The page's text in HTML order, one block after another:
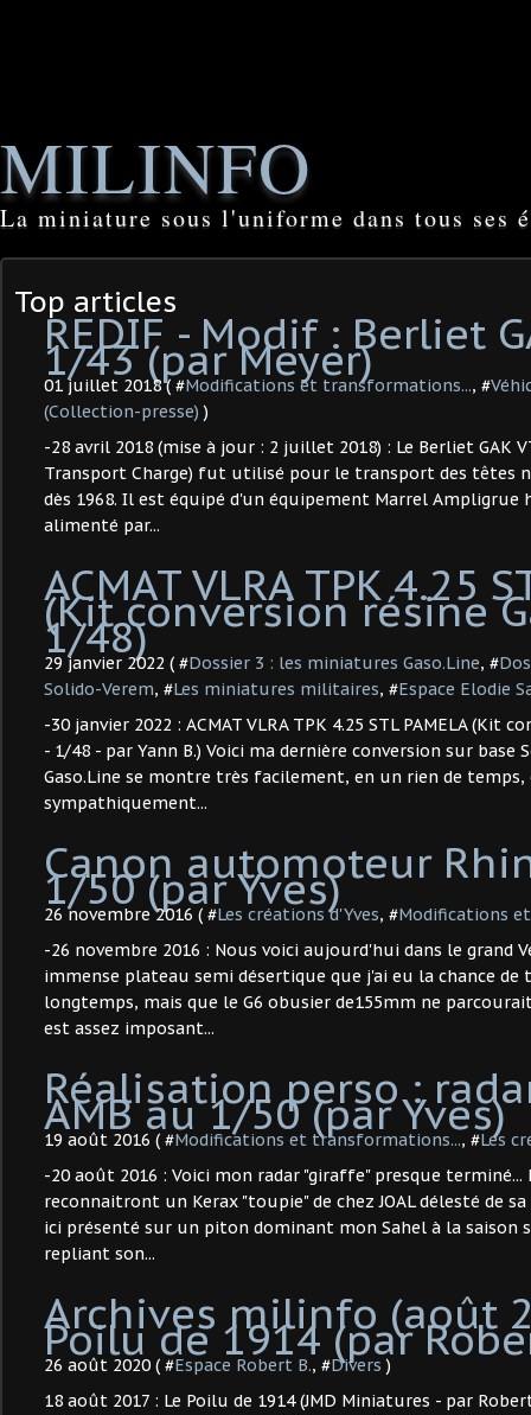
MILINFO
La miniature sous l'uniforme dans tous ses
Top articles
REDIF - Modif : Berliet
1/43 (par Meyer)
01 juillet 2018 ( #Modifications et transformations..., #
(Collection-presse) )
-28 avril 2018 (mise à jour : 2 juillet 2018) : Le Berliet GAK
Transport Charge) fut utilisé pour le transport des têtes
dès 1968. Il est équipé d'un équipement Marrel Ampligrue
alimenté par...
ACMAT VLRA TPK 4.25
(Kit conversion résine
1/48)
29 janvier 2022 ( #Dossier 3 : les miniatures Gaso.Line, #
Solido-Verem, #Les miniatures militaires, #Espace Elodie
-30 janvier 2022 : ACMAT VLRA TPK 4.25 STL PAMELA (Kit
- 1/48 - par Yann B.) Voici ma dernière conversion sur base
Gaso.Line se montre très facilement, en un rien de
sympathiquement...
Canon automoteur
1/50 (par Yves)
26 novembre 2016 ( #Les créations d'Yves, #Modifications
-26 novembre 2016 : Nous voici aujourd'hui dans le grand
immense plateau semi désertique que j'ai eu la chance de
longtemps, mais que le G6 obusier de155mm ne
est assez imposant...
Réalisation perso :
AMB au 1/50 (par Yves)
19 août 2016 ( #Modifications et transformations..., #Les
-20 août 2016 : Voici mon radar "giraffe" presque terminé...
reconnaitront un Kerax "toupie" de chez JOAL délesté de
ici présenté sur un piton dominant mon Sahel à la saison
repliant son...
Archives milinfo (août
Poilu de 1914 (par
26 août 2020 ( #Espace Robert B., #Divers )
18 août 2017 : Le Poilu de 1914 (JMD Miniatures - par